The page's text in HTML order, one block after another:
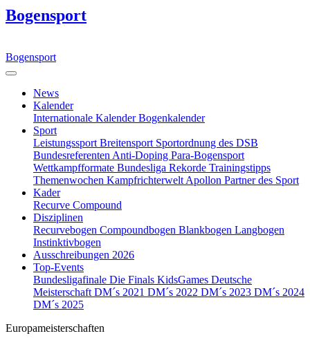
Bogensport
Bogensport
News
Kalender
Internationale KalenderBogenkalender
Sport
Leistungssport Breitensport Sportordnung des DSB
Bundesreferenten Anti-Doping Para-Bogensport
Wettkampfformate Bundesliga Rekorde Trainingstipps
Themenwochen Kampfrichterwelt Apollon Partner des Sport
Kader
Recurve Compound
Disziplinen
Recurvebogen Compoundbogen Blankbogen Langbogen
Instinktivbogen
Ausschreibungen 2026
Top-Events
Bundesligafinale Die Finals KidsGames Deutsche
Meisterschaft DM´s 2021 DM´s 2022 DM´s 2023 DM´s 2024
DM´s 2025
Europameisterschaften